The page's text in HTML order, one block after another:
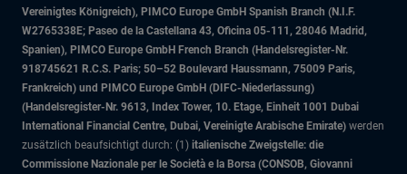
Vereinigtes Königreich), PIMCO Europe GmbH Spanish Branch (N.I.F.
W2765338E; Paseo de la Castellana 43, Oficina 05-111, 28046 Madrid,
Spanien), PIMCO Europe GmbH French Branch (Handelsregister-Nr.
918745621 R.C.S. Paris; 50–52 Boulevard Haussmann, 75009 Paris,
Frankreich) und PIMCO Europe GmbH (DIFC-Niederlassung)
(Handelsregister-Nr. 9613, Index Tower, 10. Etage, Einheit 1001 Dubai
International Financial Centre, Dubai, Vereinigte Arabische Emirate) werden
zusätzlich beaufsichtigt durch: (1) italienische Zweigstelle: die
Commissione Nazionale per le Società e la Borsa (CONSOB, Giovanni